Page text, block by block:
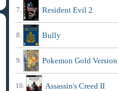
7. Resident Evil 2
8. Bully
9. Pokemon Gold Version
10. Assassin's Creed II